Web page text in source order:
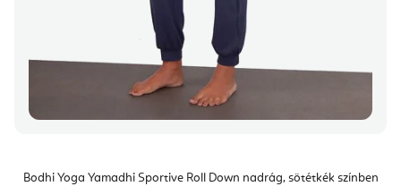
Bodhi Yoga Yamadhi Sportive Roll Down nadrág, sötétkék színben